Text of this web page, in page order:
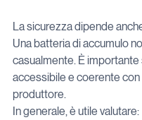
La sicurezza dipende
Una batteria di accumulo
casualmente. È importante
accessibile e coerente
produttore.
In generale, è utile valutare: